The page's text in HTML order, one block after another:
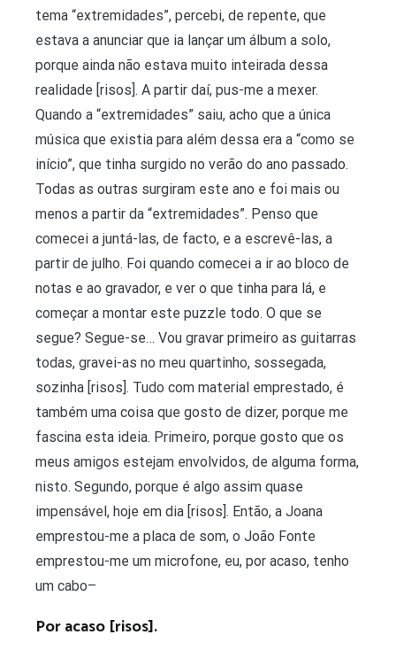
tema “extremidades”, percebi, de repente, que
estava a anunciar que ia lançar um álbum a solo,
porque ainda não estava muito inteirada dessa
realidade [risos]. A partir daí, pus-me a mexer.
Quando a “extremidades” saiu, acho que a única
música que existia para além dessa era a “como se
início”, que tinha surgido no verão do ano passado.
Todas as outras surgiram este ano e foi mais ou
menos a partir da “extremidades”. Penso que
comecei a juntá-las, de facto, e a escrevê-las, a
partir de julho. Foi quando comecei a ir ao bloco de
notas e ao gravador, e ver o que tinha para lá, e
começar a montar este puzzle todo. O que se
segue? Segue-se… Vou gravar primeiro as guitarras
todas, gravei-as no meu quartinho, sossegada,
sozinha [risos]. Tudo com material emprestado, é
também uma coisa que gosto de dizer, porque me
fascina esta ideia. Primeiro, porque gosto que os
meus amigos estejam envolvidos, de alguma forma,
nisto. Segundo, porque é algo assim quase
impensável, hoje em dia [risos]. Então, a Joana
emprestou-me a placa de som, o João Fonte
emprestou-me um microfone, eu, por acaso, tenho
um cabo–
Por acaso [risos].